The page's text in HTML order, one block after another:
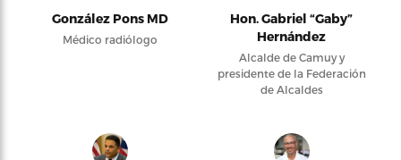
González Pons MD
Médico radiólogo
Hon. Gabriel “Gaby”
Hernández
Alcalde de Camuy y
presidente de la Federación
de Alcaldes